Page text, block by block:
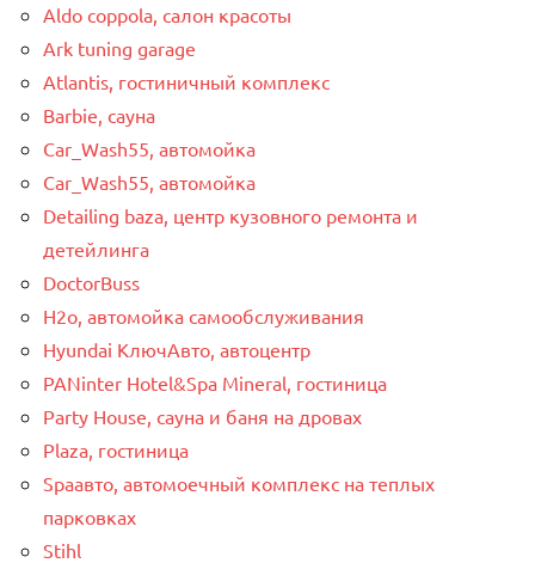
Aldo coppola, салон красоты
Ark tuning garage
Atlantis, гостиничный комплекс
Barbie, сауна
Car_Wash55, автомойка
Car_Wash55, автомойка
Detailing baza, центр кузовного ремонта и
детейлинга
DoctorBuss
H2o, автомойка самообслуживания
Hyundai КлючАвто, автоцентр
PANinter Hotel&Spa Mineral, гостиница
Party House, сауна и баня на дровах
Plaza, гостиница
Spaавто, автомоечный комплекс на теплых
парковках
Stihl